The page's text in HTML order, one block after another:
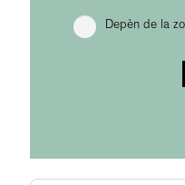
Depèn de la